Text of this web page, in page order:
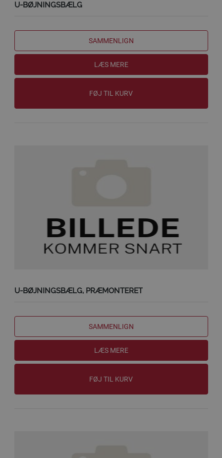
U-BØJNINGSBÆLG
SAMMENLIGN
LÆS MERE
FØJ TIL KURV
U-BØJNINGSBÆLG, PRÆMONTERET
SAMMENLIGN
LÆS MERE
FØJ TIL KURV